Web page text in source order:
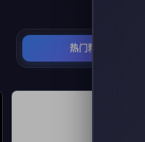
热门精选